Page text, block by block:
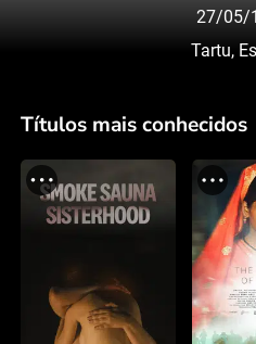
27/05/
Tartu,
Títulos mais conhecidos